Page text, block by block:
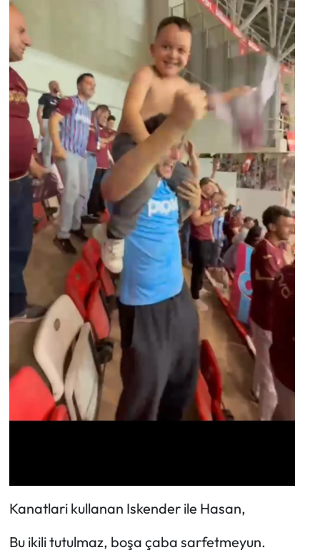
Kanatlari kullanan Iskender ile Hasan,
Bu ikili tutulmaz, boşa çaba sarfetmeyun.